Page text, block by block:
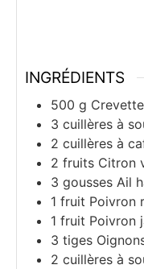
INGRÉDIENTS
500 g
3 cuillères à
2 cuillères à
2 fruits Citron
3 gousses Ail
1 fruit Poivron
1 fruit Poivron
3 tiges
2 cuillères à